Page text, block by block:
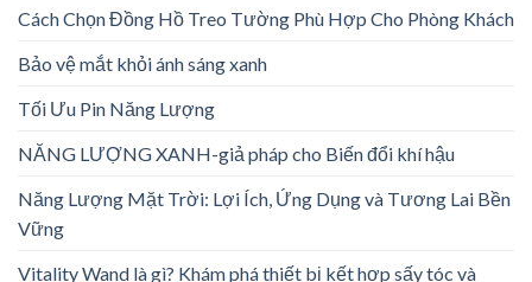
Cách Chọn Đồng Hồ Treo Tường Phù Hợp Cho Phòng Khách
Bảo vệ mắt khỏi ánh sáng xanh
Tối Ưu Pin Năng Lượng
NĂNG LƯỢNG XANH-giả pháp cho Biến đổi khí hậu
Năng Lượng Mặt Trời: Lợi Ích, Ứng Dụng và Tương Lai Bền
Vững
Vitality Wand là gì? Khám phá thiết bị kết hợp sấy tóc và